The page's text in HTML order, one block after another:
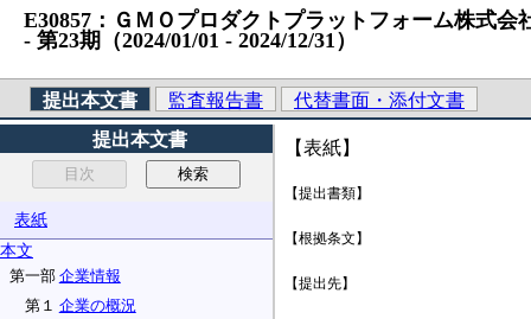
E30857：ＧＭＯプロダクトプラットフォーム株式
‐ 第23期（2024/01/01 ‐ 2024/12/31）
提出本文書 監査報告書
代替書面・添付文書
提出本文書